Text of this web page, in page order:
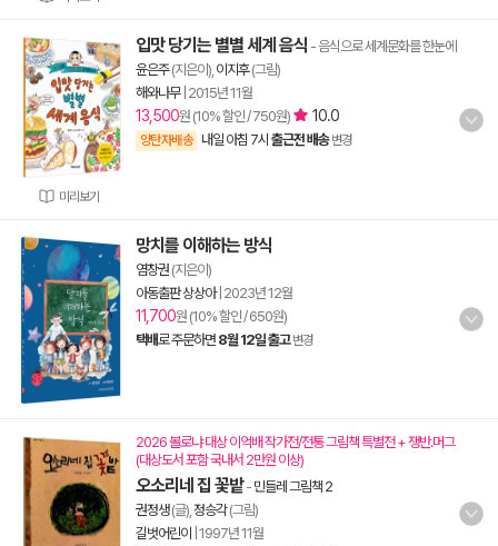
미리보기
입맛 당기는 별별 세계 음식 - 음식으로 세계문화를 한눈에
윤은주(지은이), 이지후(그림)
해와나무| 2015년 11월
13,500원 (10% 할인 / 750원) 10.0
양탄자배송 내일 아침 7시 출근전 배송 변경
망치를 이해하는 방식
염창권 (지은이)
아동출판 상상아| 2023년 12월
11,700원 (10% 할인 / 650원)
택배로 주문하면 8월 12일 출고 변경
2026 볼로냐 대상 이억배 작가전/전통 그림책 특별전 + 쟁반.머그
(대상도서 포함 국내서 2만원 이상)
오소리네 집 꽃밭- 민들레 그림책 2
권정생(글), 정승각(그림)
길벗어린이
1997년 11월